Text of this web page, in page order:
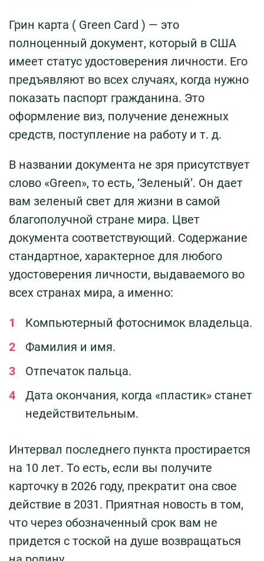
Грин карта ( Green Card ) — это
полноценный документ, который в США
имеет статус удостоверения личности. Его
предъявляют во всех случаях, когда нужно
показать паспорт гражданина. Это
оформление виз, получение денежных
средств, поступление на работу и т. д.
В названии документа не зря присутствует
слово «Green», то есть, ‘Зеленый’. Он дает
вам зеленый свет для жизни в самой
благополучной стране мира. Цвет
документа соответствующий. Содержание
стандартное, характерное для любого
удостоверения личности, выдаваемого во
всех странах мира, а именно:
Компьютерный фотоснимок владельца.
Фамилия и имя.
Отпечаток пальца.
Дата окончания, когда «пластик» станет
недействительным.
Интервал последнего пункта простирается
на 10 лет. То есть, если вы получите
карточку в 2026 году, прекратит она свое
действие в 2031. Приятная новость в том,
что через обозначенный срок вам не
придется с тоской на душе возвращаться